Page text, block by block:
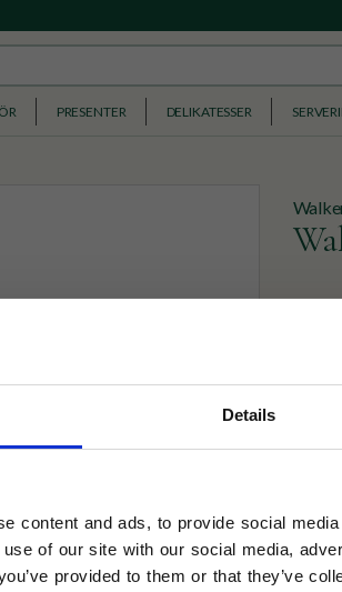
Details
content and ads, to provide social
of our site with our social media,
provided to them or that they’ve
PRESENTER DELIKATESSER
75
✓ Fri
✓
Läs mer